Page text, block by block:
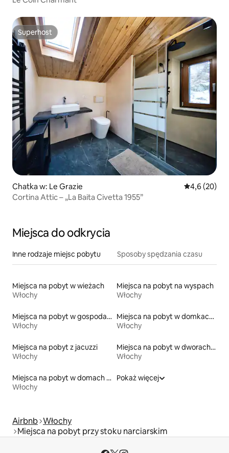
Superhost
Superhost
Chatka w: Le Grazie Średnia
4,6 (20)
Cortina Attic – „La Baita Civetta 1955”
Miejsca do odkrycia
Inne rodzaje miejsc pobytu Sposoby spędzania czasu
Miejsca na pobyt w wieżach
Włochy
Miejsca na pobyt na wyspach
Włochy
Miejsca na pobyt w gospodarstwach agroturystycznych
Włochy
Miejsca na pobyt w domkach ekologicznych na łonie przyrody
Włochy
Miejsca na pobyt z jacuzzi
Włochy
Miejsca na pobyt w dworach i rezydencjach
Włochy
Miejsca na pobyt w domach przy plaży
Włochy
Pokaż więcej
Airbnb Włochy
Miejsca na pobyt przy stoku narciarskim